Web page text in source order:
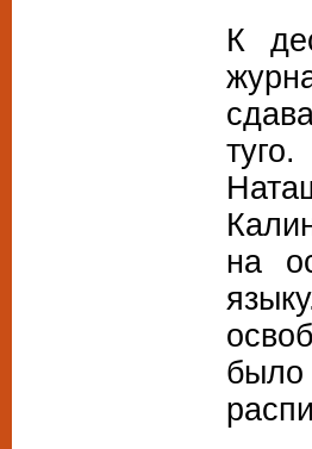
К
на
было